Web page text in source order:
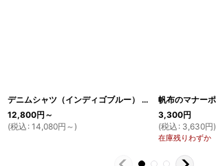
デニムシャツ（インディゴブルー） [SH31]
12,800円 ～
(税込 : 14,080円 ～)
3,300円
(税込 : 3,630円)
在庫残りわずか